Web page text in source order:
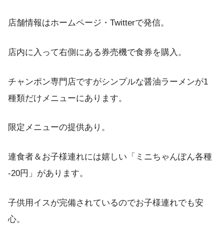
店舗情報はホームページ・Twitterで発信。
店内に入って右側にある券売機で食券を購入。
チャンポン専門店ですがシンプルな醤油ラーメンが1
種類だけメニューにあります。
限定メニューの提供あり。
連食者＆お子様連れには嬉しい「ミニちゃんぽん各種
-20円」があります。
子供用イスが完備されているのでお子様連れでも安
心。